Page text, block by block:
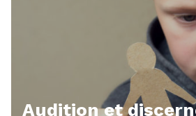
Audition et